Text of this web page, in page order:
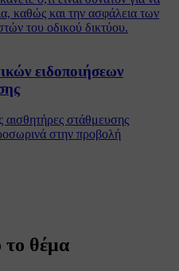
καθώς και την ασφάλεια των
του οδικού δικτύου.
ειδοποιήσεων
αισθητήρες στάθμευσης
στην προβολή
το θέμα